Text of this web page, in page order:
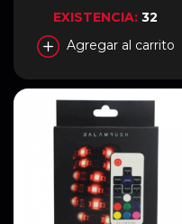
EXISTENCIA: 32
Agregar al carrito